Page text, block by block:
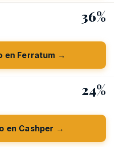
36%
en Ferratum →
24%
en Cashper →